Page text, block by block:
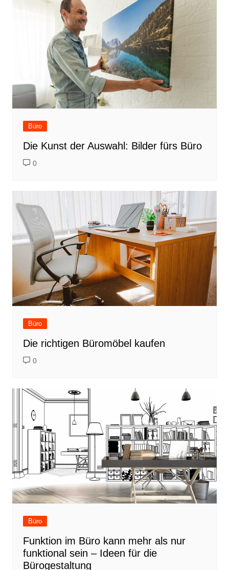
Büro
Die Kunst der Auswahl: Bilder fürs Büro
0
Büro
Die richtigen Büromöbel kaufen
0
Büro
Funktion im Büro kann mehr als nur
funktional sein – Ideen für die
Bürogestaltung